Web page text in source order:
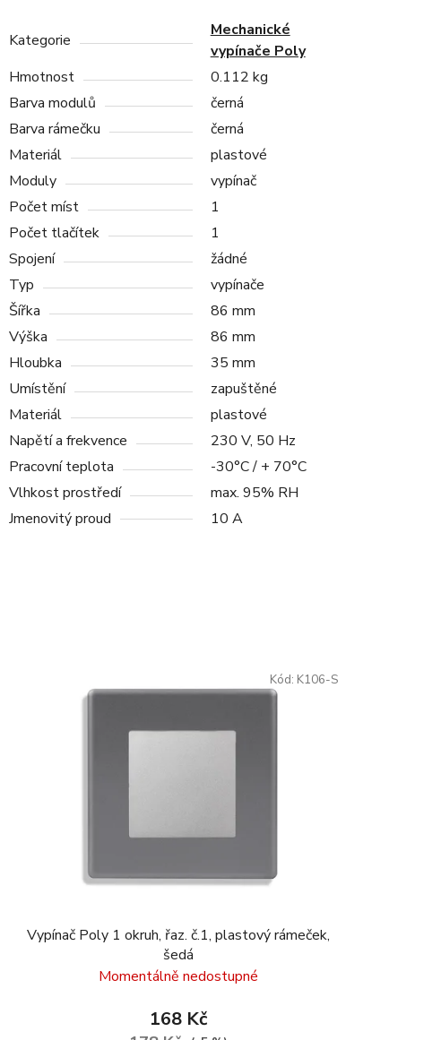
Kategorie
Mechanické
vypínače Poly
Hmotnost
0.112 kg
Barva modulů
černá
Barva rámečku
černá
Materiál
plastové
Moduly
vypínač
Počet míst
1
Počet tlačítek
1
Spojení
žádné
Typ
vypínače
Šířka
86 mm
Výška
86 mm
Hloubka
35 mm
Umístění
zapuštěné
Materiál
plastové
Napětí a frekvence
230 V, 50 Hz
Pracovní teplota
-30°C / + 70°C
Vlhkost prostředí
max. 95% RH
Jmenovitý proud
10 A
Vypínač Poly 1 okruh, řaz. č.1, plastový rámeček,
šedá
Momentálně nedostupné
168 Kč
Kód: K106-S